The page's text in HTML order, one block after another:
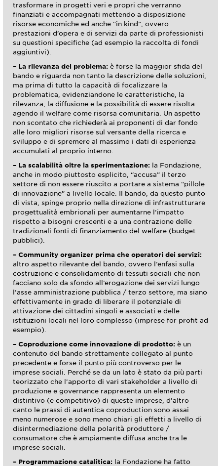
trasformare in progetti veri e propri che verranno
finanziati e accompagnati mettendo a disposizione
risorse economiche ed anche “in kind”, ovvero
prestazioni d’opera e di servizi da parte di professionisti
su questioni specifiche (ad esempio la raccolta di fondi
aggiuntivi).
– La rilevanza del problema: è forse la maggior sfida del
bando e riguarda non tanto la descrizione delle soluzioni,
ma prima di tutto la capacità di focalizzare la
problematica, evidenziandone le caratteristiche, la
rilevanza, la diffusione e la possibilità di essere risolta
agendo il welfare come risorsa comunitaria. Un aspetto
non scontato che richiederà ai proponenti di dar fondo
alle loro migliori risorse sul versante della ricerca e
sviluppo e di spremere al massimo i dati di esperienza
accumulati al proprio interno.
– La scalabilità oltre la sperimentazione: la Fondazione,
anche in modo piuttosto esplicito, “accusa” il terzo
settore di non essere riuscito a portare a sistema “pillole
di innovazione” a livello locale. Il bando, da questo punto
di vista, spinge proprio nella direzione di infrastrutturare
progettualità embrionali per aumentarne l’impatto
rispetto a bisogni crescenti e a una contrazione delle
tradizionali fonti di finanziamento del welfare (budget
pubblici).
– Community organizer prima che operatori dei servizi:
altro aspetto rilevante del bando, ovvero l’enfasi sulla
costruzione e consolidamento di tessuti sociali che non
facciano solo da sfondo all’erogazione dei servizi lungo
l’asse amministrazione pubblica / terzo settore, ma siano
effettivamente in grado di liberare il potenziale di
attivazione dei cittadini singoli e associati e delle
istituzioni locali nel loro complesso (imprese for profit ad
esempio).
– Coproduzione come innovazione di prodotto: è un
contenuto del bando strettamente collegato al punto
precedente e forse il punto più controverso per le
imprese sociali. Perché se da un lato è stato da più parti
teorizzato che l’apporto di vari stakeholder a livello di
produzione e governance rappresenta un elemento
distintivo (e competitivo) di queste imprese, d’altro
canto le prassi di autentica coproduction sono assai
meno numerose e sono meno chiari gli effetti a livello di
disintermediazione della polarità produttore /
consumatore che è ampiamente diffusa anche tra le
imprese sociali.
– Programmazione catalitica: la Fondazione ha fatto